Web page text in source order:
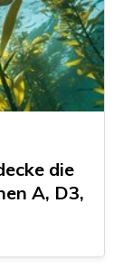
die
A, D3,